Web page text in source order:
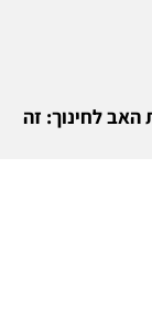
האב לחינוך: זה